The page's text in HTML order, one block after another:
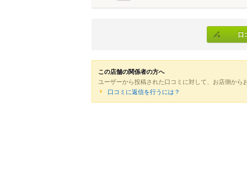
口
この店舗の関係者の方へ
ユーザーから投稿された口コミに対して、お店側か
口コミに返信を行うには？